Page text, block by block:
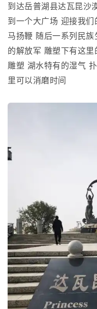
到达岳普湖县达瓦昆沙
到一个大广场 迎接我
马扬鞭 随后一系列民
的解放军 雕塑下有这
雕塑 湖水特有的湿气
里可以消磨时间